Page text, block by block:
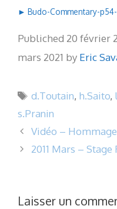
► Budo-Commentary-
Publiched 20 février
mars 2021 by Eric
Étiquettes
d.Toutain, h.Saito,
s.Pranin
Vidéo –
2011 Mars –
Laisser un